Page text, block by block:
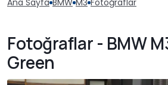
Ana Sayfa BMW M3 Fotoğraflar
Fotoğraflar - BMW
Green